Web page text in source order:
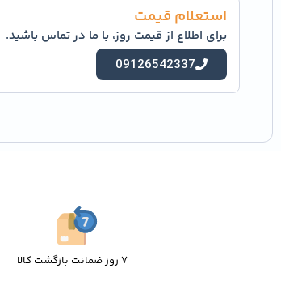
استعلام قیمت
برای اطلاع از قیمت روز، با ما در تماس باشید.
09126542337
7 روز ضمانت بازگشت کالا